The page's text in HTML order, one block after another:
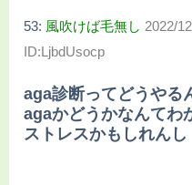
53: 風吹けば毛無し 2022/
ID:LjbdUsocp
aga診断ってどうやる
agaかどうかなんてわ
ストレスかもしれんし